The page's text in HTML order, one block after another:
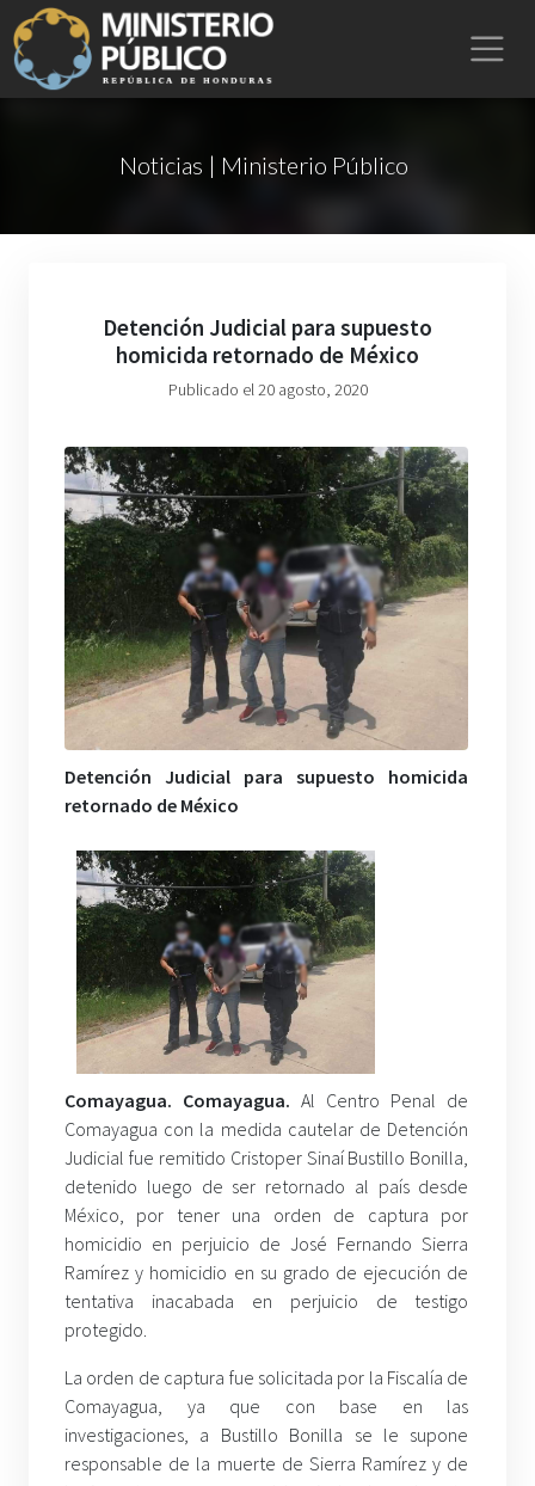
Noticias | Ministerio Público
Detención Judicial para supuesto
homicida retornado de México
Publicado el 20 agosto, 2020
Detención Judicial para supuesto homicida
retornado de México
Comayagua. Comayagua. Al Centro Penal de
Comayagua con la medida cautelar de Detención
Judicial fue remitido Cristoper Sinaí Bustillo Bonilla,
detenido luego de ser retornado al país desde
México, por tener una orden de captura por
homicidio en perjuicio de José Fernando Sierra
Ramírez y homicidio en su grado de ejecución de
tentativa inacabada en perjuicio de testigo
protegido.
La orden de captura fue solicitada por la Fiscalía de
Comayagua, ya que con base en las
investigaciones, a Bustillo Bonilla se le supone
responsable de la muerte de Sierra Ramírez y de